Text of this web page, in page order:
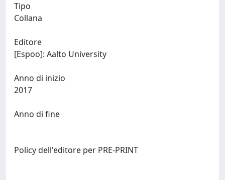
Tipo
Collana
Editore
Anno di inizio
Anno di fine
Policy dell'editore per PRE-PRINT